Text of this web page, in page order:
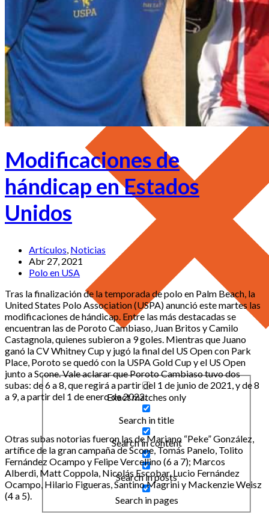
Exact matches only
Search in title
Search in content
Search in posts
Search in pages
Modificaciones de
hándicap en Estados
Unidos
Artículos Noticias
Abr 27, 2021
Polo en USA
Tras la finalización de la temporada de polo en Palm Beach, la
United States Polo Association (USPA) anunció este martes las
modificaciones de hándicap. Entre las más destacadas se
encuentran las de Poroto Cambiaso, Juan Britos y Camilo
Castagnola, quienes subieron a 9 goles. Mientras que Juano
ganó la CV Whitney Cup y jugó la final del US Open con Park
Place, Poroto se quedó con la USPA Gold Cup y el US Open
junto a Scone. Vale aclarar que Poroto Cambiaso tuvo dos
subas: de 6 a 8, que regirá a partir del 1 de junio de 2021, y de 8
a 9, a partir del 1 de enero de 2022.
Otras subas notorias fueron las de Mariano “Peke” González,
artífice de la gran campaña de Scone, Tomás Panelo, Tolito
Fernández Ocampo y Felipe Vercellino (6 a 7); Marcos
Alberdi, Matt Coppola, Nicolás Escobar, Lucio Fernández
Ocampo, Hilario Figueras, Santino Magrini y Mackenzie Weisz
(4 a 5).